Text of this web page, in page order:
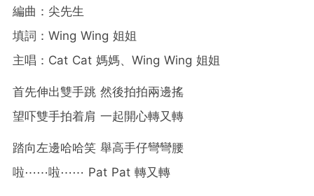
編曲：尖先生
填詞：Wing Wing 姐姐
主唱：Cat Cat 媽媽、Wing Wing 姐姐
首先伸出雙手跳 然後拍拍兩邊搖
望吓雙手拍着肩 一起開心轉又轉
踏向左邊哈哈笑 舉高手仔彎彎腰
啦⋯⋯啦⋯⋯ Pat Pat 轉又轉